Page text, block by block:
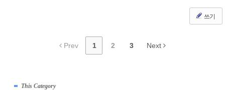
쓰기
Prev 1 2 3 Next
This Category